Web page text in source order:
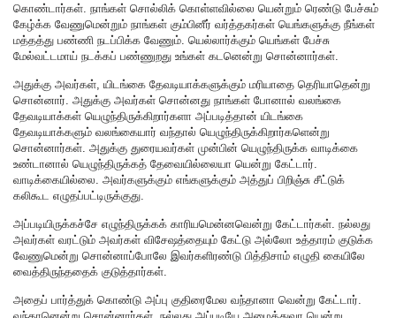
கொண்டார்கள். நாங்கள் சொல்லிக் கொள்ளவில்லை யென்றும் ரெண்டு பேச்சும்
கேழ்க்க வேணுமென்றும் நாங்கள் கும்பினீர் வர்த்தகர்கள் யெங்களுக்கு நீங்கள்
மத்தத்து பண்ணி நடப்பிக்க வேணும். யெல்லார்க்கும் யெங்கள் பேச்சு
மேல்வட்டமாய் நடக்கப் பண்ணுறது உங்கள் கடனென்று சொன்னார்கள்.
அதுக்கு அவர்கள், யிடங்கை தேவடியாக்களுக்கும் மரியாதை தெரியாதென்று
சொன்னார். அதுக்கு அவர்கள் சொன்னது நாங்கள் போனால் வலங்கை
தேவடியாக்கள் யெழுந்திருக்கிறார்களா அப்படித்தான் யிடங்கை
தேவடியாக்களும் வலங்கையார் வந்தால் யெழுந்திருக்கிறார்களென்று
சொன்னார்கள். அதுக்கு துரையவர்கள் முன்பின் யெழுந்திருக்க வாடிக்கை
உண்டானால் யெழுந்திருக்கத் தேவையில்லையா யென்று கேட்டார்.
வாடிக்கையில்லை. அவர்களுக்கும் எங்களுக்கும் அத்துப் பிறிஞ்சு சீட்டுக்
கலிகூட எழுதப்பட்டிருக்குது.
அப்படியிருக்கச்சே எழுந்திருக்கக் காரியமென்னவென்று கேட்டார்கள். நல்லது
அவர்கள் வரட்டும் அவர்கள் விசேஷத்தையும் கேட்டு அல்லோ உத்தாரம் குடுக்க
வேணுமென்று சொன்னாப்போலே இவர்களிரண்டு பித்திசாம் எழுதி கையிலே
வைத்திருந்ததைக் குடுத்தார்கள்.
அதைப் பார்த்துக் கொண்டு அப்பு குதிரைமேல வந்தானா வென்று கேட்டார்.